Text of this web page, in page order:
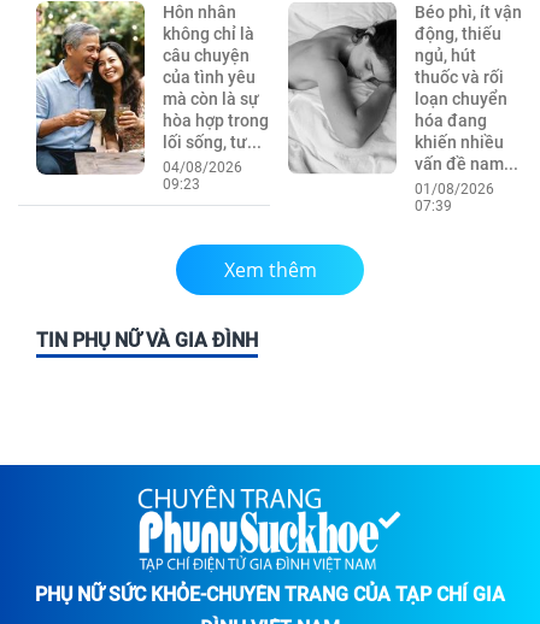
Hôn nhân
không chỉ là
câu chuyện
của tình yêu
mà còn là sự
hòa hợp trong
lối sống, tư...
04/08/2026
09:23
Béo phì, ít vận
động, thiếu
ngủ, hút
thuốc và rối
loạn chuyển
hóa đang
khiến nhiều
vấn đề nam...
01/08/2026
07:39
Xem thêm
TIN PHỤ NỮ VÀ GIA ĐÌNH
PHỤ NỮ SỨC KHỎE-CHUYÊN TRANG CỦA TẠP CHÍ GIA